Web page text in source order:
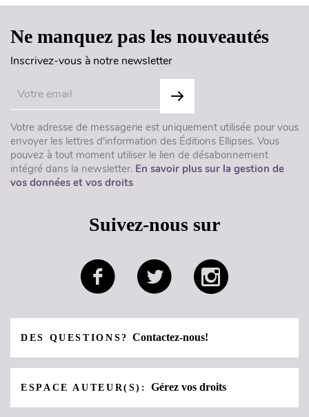
Ne manquez pas les nouveautés
Inscrivez-vous à notre newsletter
Votre adresse de messagerie est uniquement utilisée pour vous
envoyer les lettres d'information des Éditions Ellipses. Vous
pouvez à tout moment utiliser le lien de désabonnement
intégré dans la newsletter. En savoir plus sur la gestion de
vos données et vos droits
Suivez-nous sur
DES QUESTIONS?Contactez-nous!
ESPACE AUTEUR(S):Gérez vos droits